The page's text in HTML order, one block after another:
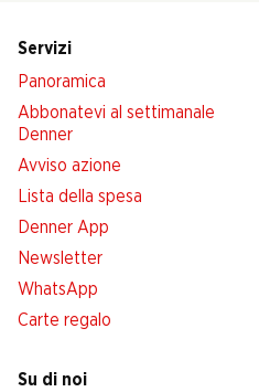
Servizi
Panoramica
Abbonatevi al settimanale
Denner
Avviso azione
Lista della spesa
Denner App
Newsletter
WhatsApp
Carte regalo
Su di noi